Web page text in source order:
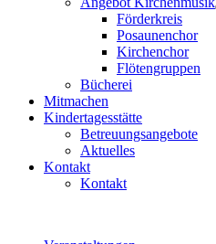
Förderkreis
Posaunenchor
Kirchenchor
Flötengruppen
Bücherei
Mitmachen
Kindertagesstätte
Betreuungsangebote
Aktuelles
Kontakt
Kontakt